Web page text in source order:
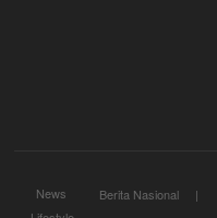
News Berita Nasional